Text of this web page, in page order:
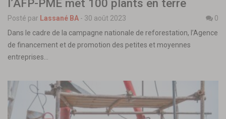
l’AFP-PME met 100 plants en terre
Posté par Lassané BA - 30 août 2023
0
Dans le cadre de la campagne nationale de reforestation, l’Agence
de financement et de promotion des petites et moyennes
entreprises…